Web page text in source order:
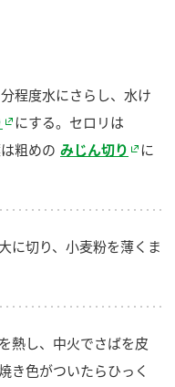
程度水にさらし、水け
にする。セロリは
粗めの みじん切り
に
に切り、小麦粉を薄くま
熱し、中火でさばを皮
き色がついたらひっく